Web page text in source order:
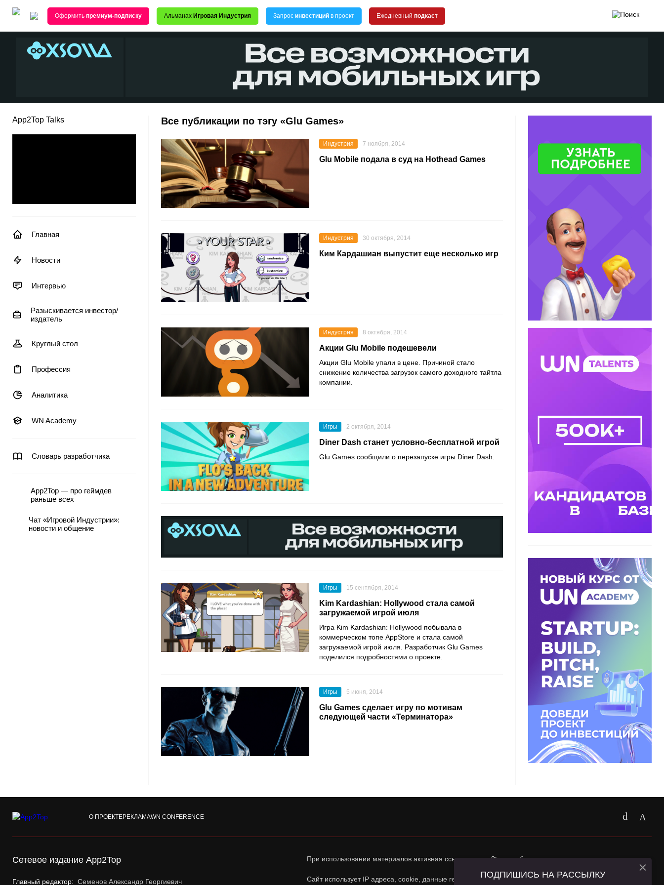
Оформить премиум-подписку Альманах Игровая Индустрия Запрос инвестиций в проект Ежедневный подкаст
App2Top Talks
Главная
Новости
Интервью
Разыскивается инвестор/
издатель
Круглый стол
Профессия
Аналитика
WN Academy
Словарь разработчика
App2Top — про геймдев
раньше всех
Чат «Игровой Индустрии»:
новости и общение
Все публикации по тэгу «Glu Games»
Индустрия 7 ноября, 2014
Glu Mobile подала в суд на Hothead Games
Индустрия 30 октября, 2014
Ким Кардашиан выпустит еще несколько игр
Индустрия 8 октября, 2014
Акции Glu Mobile подешевели
Акции Glu Mobile упали в цене. Причиной стало
снижение количества загрузок самого доходного тайтла
компании.
Игры 2 октября, 2014
Diner Dash станет условно-бесплатной игрой
Glu Games сообщили о перезапуске игры Diner Dash.
Игры 15 сентября, 2014
Kim Kardashian: Hollywood стала самой
загружаемой игрой июля
Игра Kim Kardashian: Hollywood побывала в
коммерческом топе AppStore и стала самой
загружаемой игрой июля. Разработчик Glu Games
поделился подробностями о проекте.
Игры 5 июня, 2014
Glu Games сделает игру по мотивам
следующей части «Терминатора»
О ПРОЕКТЕРЕКЛАМАWN CONFERENCE
Сетевое издание App2Top
Главный редактор: Семенов Александр Георгиевич
При использовании материалов активная ссылка наapp2top.ruобязательна.
Сайт использует IP адреса, cookie, данные геолокации Пользователей сайта и сервис «Яндекс
ПОДПИШИСЬ НА РАССЫЛКУ ×